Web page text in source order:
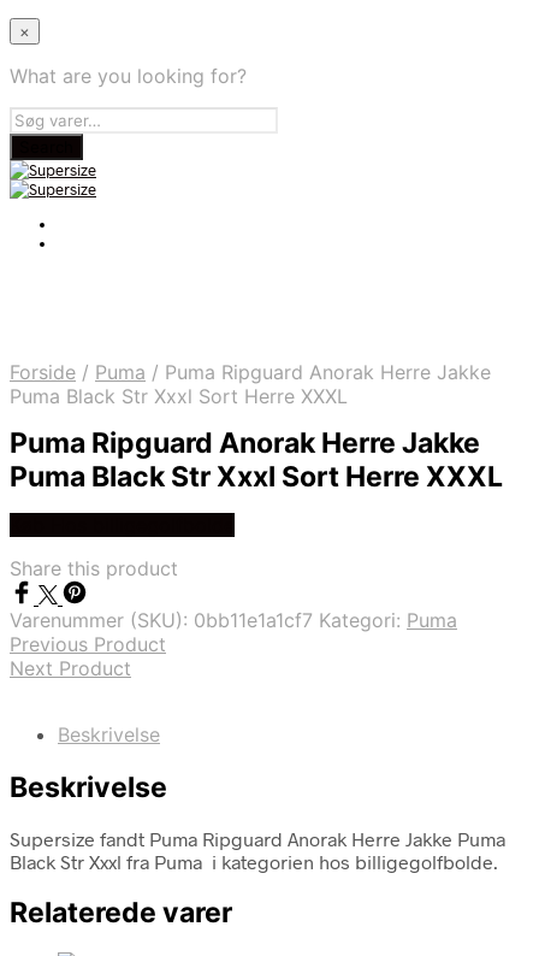
×
What are you looking for?
Forside / Puma / Puma Ripguard Anorak Herre Jakke
Puma Black Str Xxxl Sort Herre XXXL
Puma Ripguard Anorak Herre Jakke
Puma Black Str Xxxl Sort Herre XXXL
Share this product
Varenummer (SKU): 0bb11e1a1cf7 Kategori: Puma
Previous Product
Next Product
Beskrivelse
Beskrivelse
Supersize fandt Puma Ripguard Anorak Herre Jakke Puma
Black Str Xxxl fra Puma i kategorien hos billigegolfbolde.
Relaterede varer